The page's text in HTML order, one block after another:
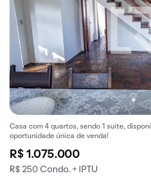
Casa com 4 quartos, sendo 1 suíte,
oportunidade única de venda!
R$ 1.075.000
R$ 250 Condo. + IPTU